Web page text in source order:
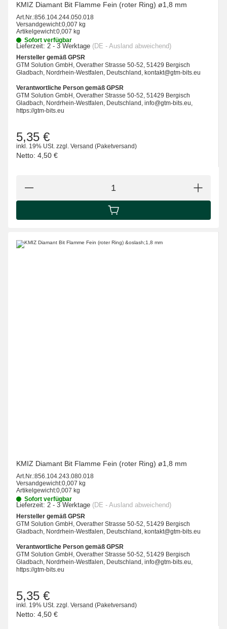
KMIZ Diamant Bit Flamme Fein (roter Ring) ø1,8 mm
Art.Nr.:856.104.244.050.018
Versandgewicht:0,007 kg
Artikelgewicht:0,007 kg
Sofort verfügbar
Lieferzeit: 2 - 3 Werktage (DE - Ausland abweichend)
Hersteller gemäß GPSR
GTM Solution GmbH, Overather Strasse 50-52, 51429 Bergisch
Gladbach, Nordrhein-Westfalen, Deutschland, kontakt@gtm-bits.eu
Verantwortliche Person gemäß GPSR
GTM Solution GmbH, Overather Strasse 50-52, 51429 Bergisch
Gladbach, Nordrhein-Westfalen, Deutschland, info@gtm-bits.eu,
https://gtm-bits.eu
5,35 €
inkl. 19% USt. zzgl. Versand (Paketversand)
Netto: 4,50 €
IN DEN WARENKORB
KMIZ Diamant Bit Flamme Fein (roter Ring) ø1,8 mm
Art.Nr.:856.104.243.080.018
Versandgewicht:0,007 kg
Artikelgewicht:0,007 kg
Sofort verfügbar
Lieferzeit: 2 - 3 Werktage (DE - Ausland abweichend)
Hersteller gemäß GPSR
GTM Solution GmbH, Overather Strasse 50-52, 51429 Bergisch
Gladbach, Nordrhein-Westfalen, Deutschland, kontakt@gtm-bits.eu
Verantwortliche Person gemäß GPSR
GTM Solution GmbH, Overather Strasse 50-52, 51429 Bergisch
Gladbach, Nordrhein-Westfalen, Deutschland, info@gtm-bits.eu,
https://gtm-bits.eu
5,35 €
inkl. 19% USt. zzgl. Versand (Paketversand)
Netto: 4,50 €